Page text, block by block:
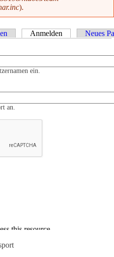
).
Anmelden (aktiver Reiter)
Neues
ein.
an.